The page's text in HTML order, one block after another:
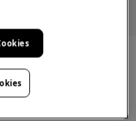
24,99 €
24,91 €